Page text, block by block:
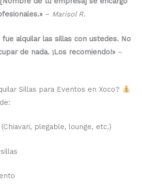
– Marisol R.
fue alquilar las sillas con ustedes. No
de nada. ¡Los recomiendo!» –
Sillas para Eventos en Xoco?
plegable, lounge, etc.)